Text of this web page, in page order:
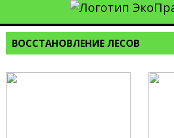
ВОССТАНОВЛЕНИЕ ЛЕСОВ